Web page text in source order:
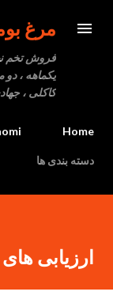
مرغ
فروش تخم
یکماهه ، دو
کاکلی ،
Home
دسته بندی ها
ارزیابی